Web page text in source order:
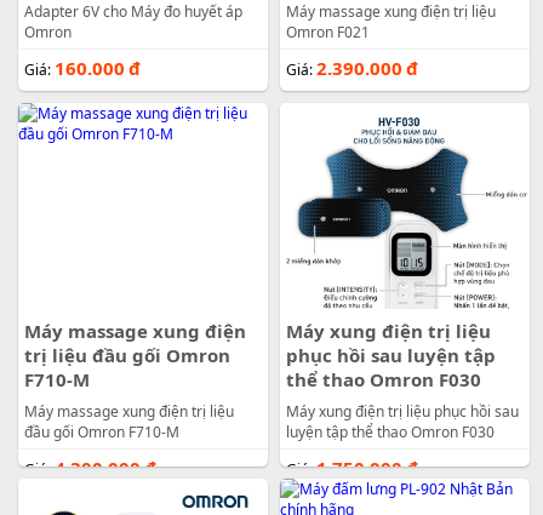
Adapter 6V cho Máy đo huyết áp
Omron
Giá: 160.000 đ
Máy massage xung điện trị liệu
Omron F021
Giá:2.390.000 đ
Máy massage xung điện
trị liệu đầu gối Omron
F710-M
Máy massage xung điện trị liệu
đầu gối Omron F710-M
Giá:4.300.000đ
Máy xung điện trị liệu
phục hồi sau luyện tập
thể thao Omron F030
Máy xung điện trị liệu phục hồi sau
luyện tập thể thao Omron F030
Giá:1.750.000đ